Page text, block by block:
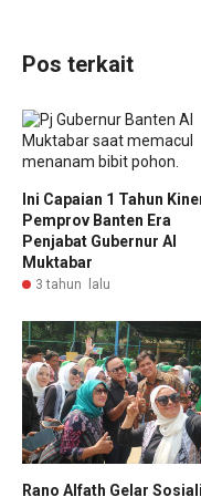
Pos terkait
Ini Capaian 1 Tahun
Pemprov Banten Era
Penjabat Gubernur Al
Muktabar
3 tahun lalu
Rano Alfath Gelar